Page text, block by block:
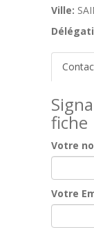
Ville:
fiche
Votre
Votre